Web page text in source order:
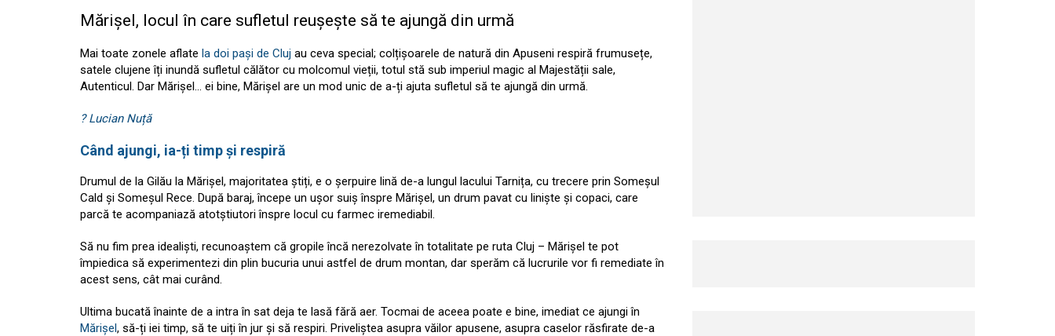
Mărișel, locul în care sufletul reușește să te ajungă din urmă
Mai toate zonele aflate la doi pași de Cluj au ceva special; colțișoarele de natură din Apuseni respiră frumusețe,
satele clujene îți inundă sufletul călător cu molcomul vieții, totul stă sub imperiul magic al Majestății sale,
Autenticul. Dar Mărișel… ei bine, Mărișel are un mod unic de a-ți ajuta sufletul să te ajungă din urmă.
? Lucian Nuță
Când ajungi, ia-ți timp și respiră
Drumul de la Gilău la Mărișel, majoritatea știți, e o șerpuire lină de-a lungul lacului Tarnița, cu trecere prin Someșul
Cald și Someșul Rece. După baraj, începe un ușor suiș înspre Mărișel, un drum pavat cu liniște și copaci, care
parcă te acompaniază atotștiutori înspre locul cu farmec iremediabil.
Să nu fim prea idealiști, recunoaștem că gropile încă nerezolvate în totalitate pe ruta Cluj – Mărișel te pot
împiedica să experimentezi din plin bucuria unui astfel de drum montan, dar sperăm că lucrurile vor fi remediate în
acest sens, cât mai curând.
Ultima bucată înainte de a intra în sat deja te lasă fără aer. Tocmai de aceea poate e bine, imediat ce ajungi în
Mărișel, să-ți iei timp, să te uiți în jur și să respiri. Priveliștea asupra văilor apusene, asupra caselor răsfirate de-a